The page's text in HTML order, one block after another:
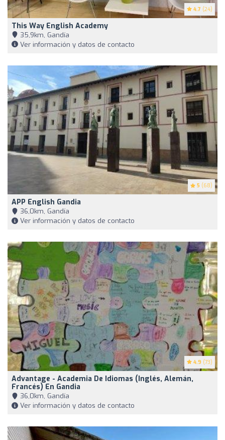
4.7 (24)
This Way English Academy
35,9km, Gandía
Ver información y datos de contacto
5 (68)
APP English Gandia
36,0km, Gandía
Ver información y datos de contacto
4.9 (73)
Advantage - Academia De Idiomas (inglés, Alemán,
Francés) En Gandia
36,0km, Gandía
Ver información y datos de contacto